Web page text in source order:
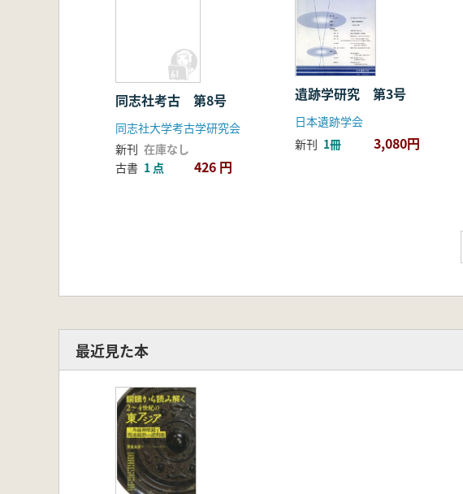
同志社考古 第8号
同志社大学考古学研究会
新刊 在庫なし
古書 1 点 426 円
遺跡学研究 第3号
日本遺跡学会
新刊 1冊 3,080円
最近見た本